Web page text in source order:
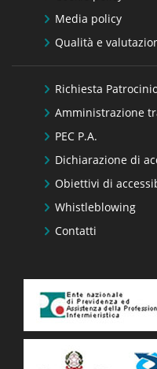
Media policy
Qualità e
Richiesta
Amministrazione
PEC P.A.
Dichiarazione di
Obiettivi di
Whistleblowing
Contatti